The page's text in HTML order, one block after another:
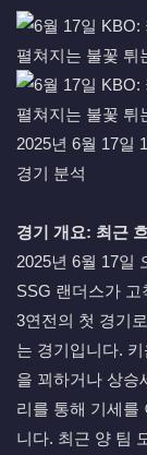
본문
2025년 6월 17일
경기 분석
경기 개요: 최근
2025년 6월 17일
SSG 랜더스가
3연전의 첫 경기
는 경기입니다.
을 꾀하거나 상승
리를 통해 기세를
니다. 최근 양 팀